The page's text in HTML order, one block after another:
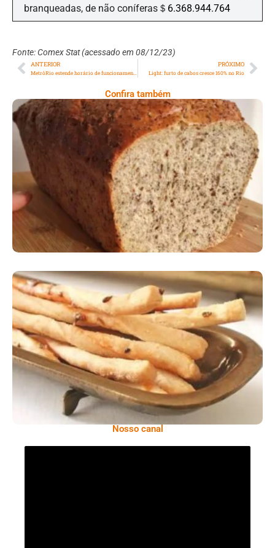
branqueadas, de não coníferas＄ 6.368.944.764
Fonte: Comex Stat (acessado em 08/12/23)
ANTERIOR PRÓXIMO
Light: furto de cabos cresce 160% no Rio
Confira também
Comer Bem: Pão Low Carb
Comer Bem: Palitinhos De Cebola E Salsa
Nosso canal